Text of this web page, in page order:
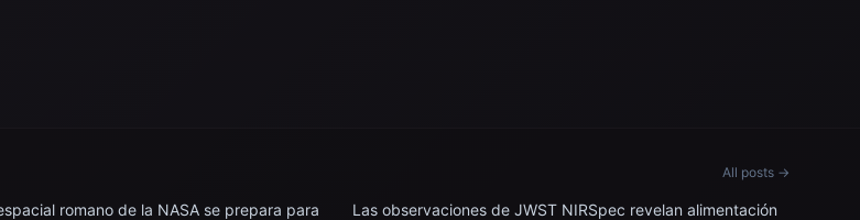
All posts →
romano de la NASA se prepara para
Las observaciones de JWST NIRSpec revelan alimentación